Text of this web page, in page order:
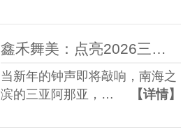
鑫禾舞美：点亮2026三亚阿那亚新春音乐会
当新年的钟声即将敲响，南海之
滨的三亚阿那亚，…
【详情】